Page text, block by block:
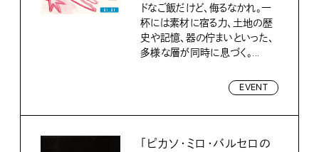
ドなご飯だけど、侮るなかれ。一
杯には素材に宿る力、土地の歴
史や記憶、器の佇まいといった、
多様な層が同時に息づく。...
EVENT
「ピカソ・ミロ・バルセロの